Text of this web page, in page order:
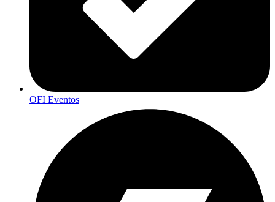
OFI Eventos